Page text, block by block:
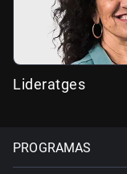
Lideratges
PROGRAMAS